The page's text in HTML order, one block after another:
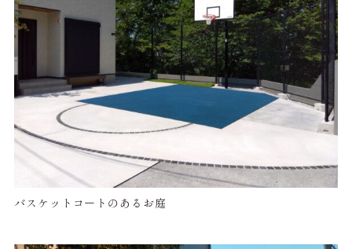
バスケットコートのあるお庭